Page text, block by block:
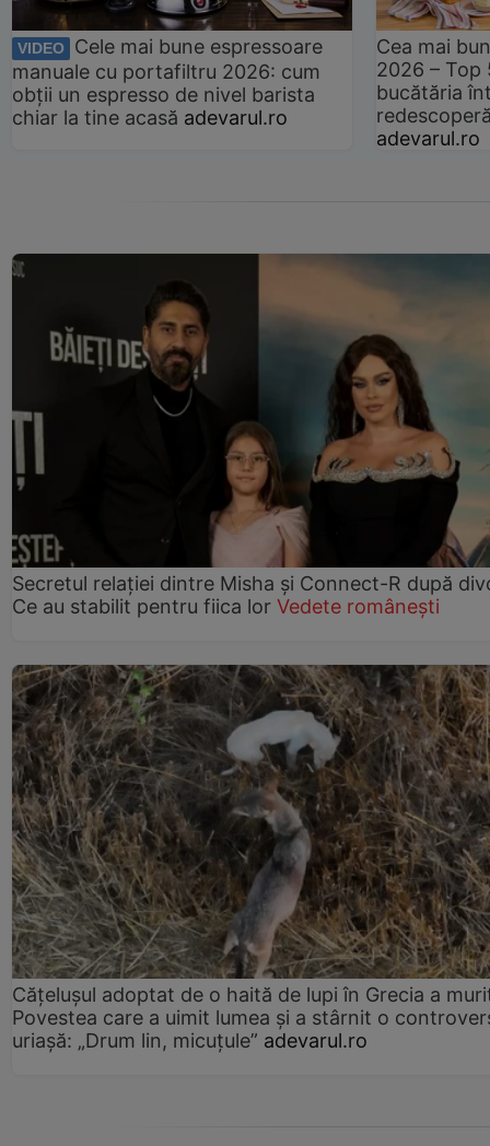
VIDEO
Cele mai bune espressoare
manuale cu portafiltru 2026: cum
obții un espresso de nivel barista
chiar la tine acasă adevarul.ro
Cea mai
2026 –
bucătăria
adevarul.ro
Secretul relației dintre Misha și Connect-R după
Ce au stabilit pentru fiica lor Vedete românești
Cățelușul adoptat de o haită de lupi în Grecia a
Povestea care a uimit lumea și a stârnit o
uriașă: „Drum lin, micuțule” adevarul.ro